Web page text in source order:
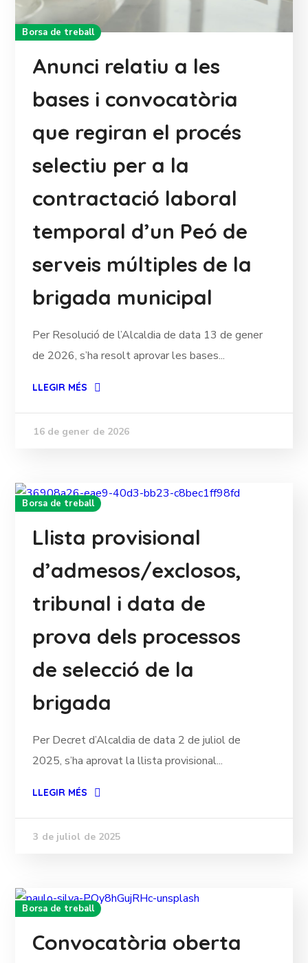
Borsa de treball
Anunci relatiu a les
bases i convocatòria
que regiran el procés
selectiu per a la
contractació laboral
temporal d’un Peó de
serveis múltiples de la
brigada municipal
Per Resolució de l’Alcaldia de data 13 de gener
de 2026, s’ha resolt aprovar les bases...
LLEGIR MÉS
16 de gener de 2026
Borsa de treball
Llista provisional
d’admesos/exclosos,
tribunal i data de
prova dels processos
de selecció de la
brigada
Per Decret d’Alcaldia de data 2 de juliol de
2025, s’ha aprovat la llista provisional...
LLEGIR MÉS
3 de juliol de 2025
Borsa de treball
Convocatòria oberta